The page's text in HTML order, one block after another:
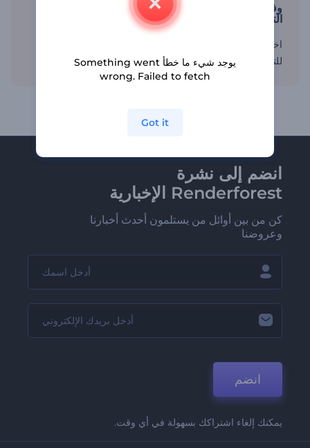
وفر الوقت باستخدام نماذج شهادات فيديو مسبقة
التصميم
اختر من مجموعة متنوعة من النماذج مسبقة الإعداد والجاهزة
للتخصيص.
انضم إلى نشرة
Renderforest الإخبارية
كن من بين أوائل من يستلمون أحدث أخبارنا
وعروضنا
انضم
يمكنك إلغاء اشتراكك بسهولة في أي وقت.
يوجد شيء ما خطأ Something went
wrong. Failed to fetch
Got it